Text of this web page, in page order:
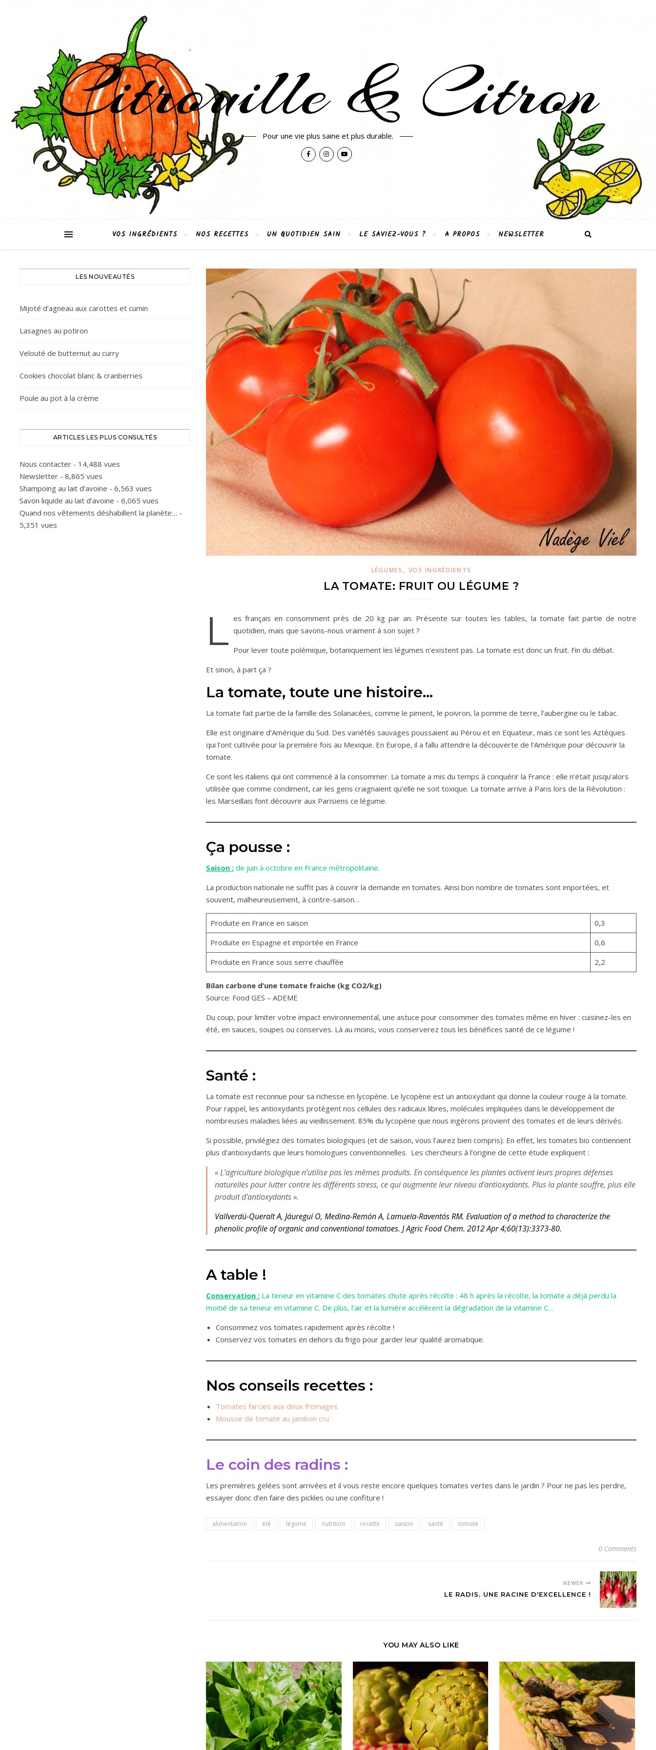
Citrouille & Citron
Pour une vie plus saine et plus durable.
VOS INGRÉDIENTS NOS RECETTES UN QUOTIDIEN SAIN LE SAVIEZ-VOUS ? A PROPOS NEWSLETTER
LES NOUVEAUTÉS
Mijoté d’agneau aux carottes et cumin
Lasagnes au potiron
Velouté de butternut au curry
Cookies chocolat blanc & cranberries
Poule au pot à la crème
ARTICLES LES PLUS CONSULTÉS
Nous contacter - 14,488 vues
Newsletter - 8,865 vues
Shampoing au lait d’avoine - 6,563 vues
Savon liquide au lait d’avoine - 6,065 vues
Quand nos vêtements déshabillent la planète… -
5,351 vues
LÉGUMES , VOS INGRÉDIENTS
LA TOMATE: FRUIT OU LÉGUME ?
L es français en consomment près de 20 kg par an. Présente sur toutes les tables, la tomate fait partie de notre
quotidien, mais que savons-nous vraiment à son sujet ?
Pour lever toute polémique, botaniquement les légumes n’existent pas. La tomate est donc un fruit. Fin du débat.
Et sinon, à part ça ?
La tomate, toute une histoire…
La tomate fait partie de la famille des Solanacées, comme le piment, le poivron, la pomme de terre, l’aubergine ou le tabac.
Elle est originaire d’Amérique du Sud. Des variétés sauvages poussaient au Pérou et en Equateur, mais ce sont les Aztèques
qui l’ont cultivée pour la première fois au Mexique. En Europe, il a fallu attendre la découverte de l’Amérique pour découvrir la
tomate.
Ce sont les italiens qui ont commencé à la consommer. La tomate a mis du temps à conquérir la France : elle n’était jusqu’alors
utilisée que comme condiment, car les gens craignaient qu’elle ne soit toxique. La tomate arrive à Paris lors de la Révolution :
les Marseillais font découvrir aux Parisiens ce légume.
Ça pousse :
Saison : de juin à octobre en France métropolitaine.
La production nationale ne suffit pas à couvrir la demande en tomates. Ainsi bon nombre de tomates sont importées, et
souvent, malheureusement, à contre-saison…
Produite en France en saison
0,3
Produite en Espagne et importée en France
0,6
Produite en France sous serre chauffée
2,2
Bilan carbone d’une tomate fraiche (kg CO2/kg)
Source: Food GES – ADEME
Du coup, pour limiter votre impact environnemental, une astuce pour consommer des tomates même en hiver : cuisinez-les en
été, en sauces, soupes ou conserves. Là au moins, vous conserverez tous les bénéfices santé de ce légume !
Santé :
La tomate est reconnue pour sa richesse en lycopène. Le lycopène est un antioxydant qui donne la couleur rouge à la tomate.
Pour rappel, les antioxydants protègent nos cellules des radicaux libres, molécules impliquées dans le développement de
nombreuses maladies liées au vieillissement. 85% du lycopène que nous ingérons provient des tomates et de leurs dérivés.
Si possible, privilégiez des tomates biologiques (et de saison, vous l’aurez bien compris). En effet, les tomates bio contiennent
plus d’antioxydants que leurs homologues conventionnelles. Les chercheurs à l’origine de cette étude expliquent :
«L’agriculture biologique n’utilise pas les mêmes produits. En conséquence les plantes activent leurs propres défenses
naturelles pour lutter contre les différents stress, ce qui augmente leur niveau d’antioxydants. Plus la plante souffre, plus elle
produit d’antioxydants ».
Vallverdú-Queralt A, Jáuregui O, Medina-Remón A, Lamuela-Raventós RM. Evaluation of a method to characterize the
phenolic profile of organic and conventional tomatoes. J Agric Food Chem. 2012 Apr 4;60(13):3373-80.
A table !
Conservation : La teneur en vitamine C des tomates chute après récolte : 48 h après la récolte, la tomate a déjà perdu la
moitié de sa teneur en vitamine C. De plus, l’air et la lumière accélèrent la dégradation de la vitamine C…
Consommez vos tomates rapidement après récolte !
Conservez vos tomates en dehors du frigo pour garder leur qualité aromatique.
Nos conseils recettes :
Tomates farcies aux deux fromages
Mousse de tomate au jambon cru
Le coin des radins :
Les premières gelées sont arrivées et il vous reste encore quelques tomates vertes dans le jardin ? Pour ne pas les perdre,
essayer donc d’en faire des pickles ou une confiture !
alimentation été légume nutrition recette saison santé tomate
0 Comments
NEWER
LE RADIS, UNE RACINE D'EXCELLENCE !
YOU MAY ALSO LIKE